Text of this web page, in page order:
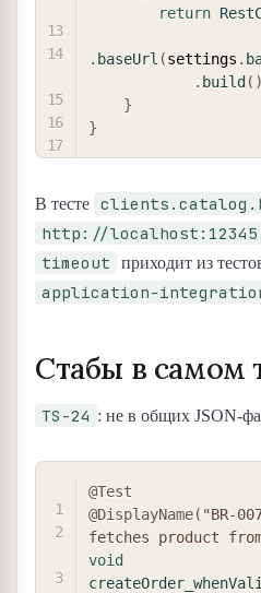
return
. baseUrl (settings .
. build ( )
}
}
В тесте
http://localhost:12345
timeout приходит из
application-
Стабы в самом
TS-24 : не в общих JSON-
@Test
@DisplayName( "BR-
fetches product
void